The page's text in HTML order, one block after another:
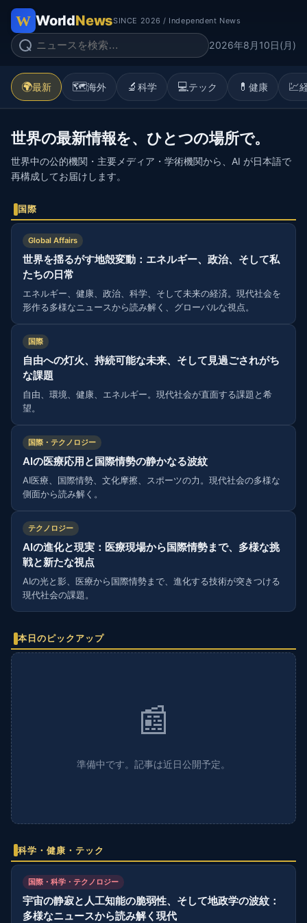
WorldNewsSINCE 2026 / Independent News
2026年8月10日(月)
🌍最新 🗺️海外 🔬 科学 💻テック 💊 健康 💹
世界の最新情報を、ひとつの場所で。
世界中の公的機関・主要メディア・学術機関から、AI が日本語で
再構成してお届けします。
国際
Global Affairs
世界を揺るがす地殻変動：エネルギー、政治、そして私
たちの日常
エネルギー、健康、政治、科学、そして未来の経済。現代社会を
形作る多様なニュースから読み解く、グローバルな視点。
国際
自由への灯火、持続可能な未来、そして見過ごされがち
な課題
自由、環境、健康、エネルギー。現代社会が直面する課題と希
望。
国際・テクノロジー
AIの医療応用と国際情勢の静かなる波紋
AI医療、国際情勢、文化摩擦、スポーツの力。現代社会の多様な
側面から読み解く。
テクノロジー
AIの進化と現実：医療現場から国際情勢まで、多様な挑
戦と新たな視点
AIの光と影、医療から国際情勢まで、進化する技術が突きつける
現代社会の課題。
本日のピックアップ
📰
準備中です。記事は近日公開予定。
科学・健康・テック
国際・科学・テクノロジー
宇宙の静寂と人工知能の脆弱性、そして地政学の波紋：
多様なニュースから読み解く現代